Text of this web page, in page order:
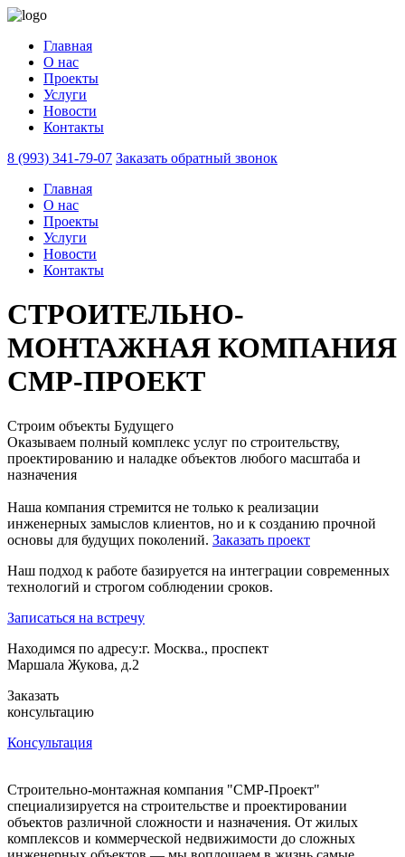
Главная
О нас
Проекты
Услуги
Новости
Контакты
8 (993) 341-79-07 Заказать обратный звонок
Главная
О нас
Проекты
Услуги
Новости
Контакты
СТРОИТЕЛЬНО-
МОНТАЖНАЯ КОМПАНИЯ
СМР-ПРОЕКТ
Строим объекты Будущего
Оказываем полный комплекс услуг по строительству,
проектированию и наладке объектов любого масштаба и
назначения
Наша компания стремится не только к реализации
инженерных замыслов клиентов, но и к созданию прочной
основы для будущих поколений. Заказать проект
Наш подход к работе базируется на интеграции современных
технологий и строгом соблюдении сроков.
Записаться на встречу
Находимся по адресу:г. Москва., проспект
Маршала Жукова, д.2
Заказать
консультацию
Консультация
Строительно-монтажная компания "СМР-Проект"
специализируется на строительстве и проектировании
объектов различной сложности и назначения. От жилых
комплексов и коммерческой недвижимости до сложных